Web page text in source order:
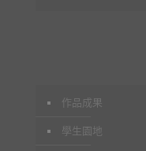
作品成果
學生園地